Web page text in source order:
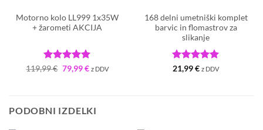
Motorno kolo LL999 1x35W
+ žarometi AKCIJA
Ocenjeno5
119,99€ Izvirna
cena
79,99€Trenutna
z DDV
168 delni umetniški komplet
barvic in flomastrov za
slikanje
Ocenjeno5
21,99€ z DDV
PODOBNI IZDELKI